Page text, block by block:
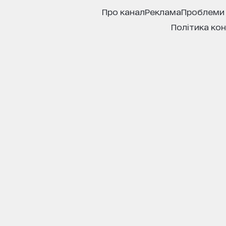
про канал реклама
політика